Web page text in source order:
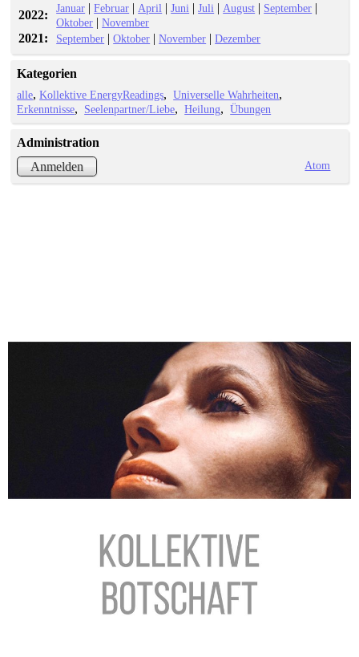
2022: Januar |Februar |April |Juni |Juli |August September
Oktober |November
2021: September |Oktober |November |Dezember
Kategorien
alle Kollektive EnergyReadings
Universelle Wahrheiten
Erkenntnisse
Seelenpartner/Liebe Heilung Übungen
Administration
Anmelden
Atom